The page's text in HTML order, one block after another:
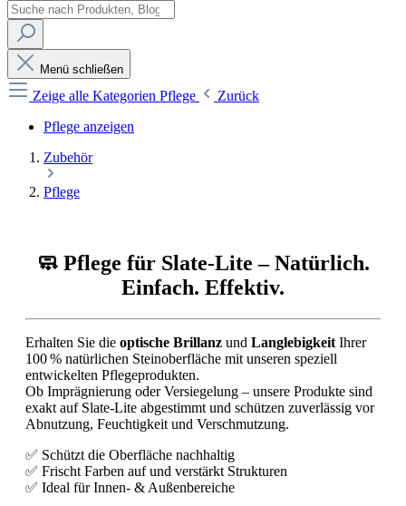
Menü schließen
Zeige alle Kategorien Pflege
Zurück
Pflege anzeigen
Zubehör
Pflege
🧼 Pflege für Slate-Lite – Natürlich.
Einfach. Effektiv.
Erhalten Sie die optische Brillanz und Langlebigkeit Ihrer
100 % natürlichen Steinoberfläche mit unseren speziell
entwickelten Pflegeprodukten.
Ob Imprägnierung oder Versiegelung – unsere Produkte sind
exakt auf Slate-Lite abgestimmt und schützen zuverlässig vor
Abnutzung, Feuchtigkeit und Verschmutzung.
✅ Schützt die Oberfläche nachhaltig
✅ Frischt Farben auf und verstärkt Strukturen
✅ Ideal für Innen- & Außenbereiche